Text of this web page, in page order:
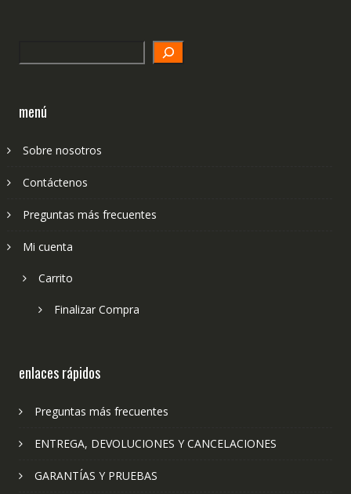
menú
Sobre nosotros
Contáctenos
Preguntas más frecuentes
Mi cuenta
Carrito
Finalizar Compra
enlaces rápidos
Preguntas más frecuentes
ENTREGA, DEVOLUCIONES Y CANCELACIONES
GARANTÍAS Y PRUEBAS